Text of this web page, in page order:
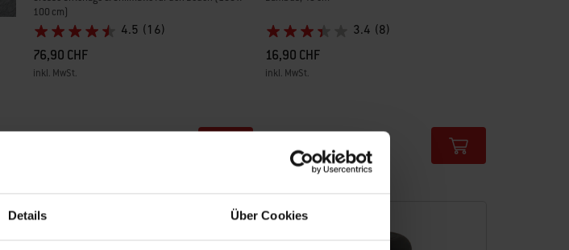
Details Über Cookies
100 cm)
4.5 (16)
76,90 CHF
inkl. MwSt.
3.4 (8)
16,90 CHF
inkl. MwSt.